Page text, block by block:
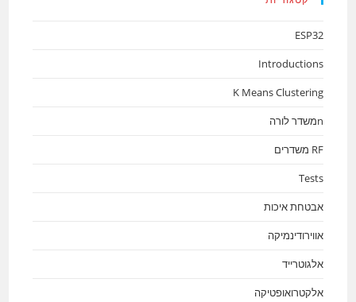
ESP32
Introductions
K Means Clustering
nמשדר לורה
RF משדרים
Tests
אבטחת איכות
אווירודינמיקה
אלגוטרייד
אלקטרואופטיקה